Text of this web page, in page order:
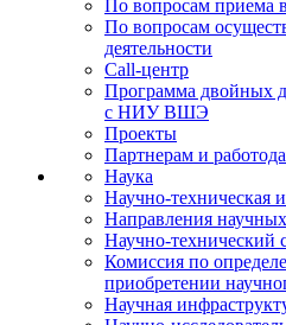
По вопросам приема
По вопросам
деятельности
Call-центр
Программа двойных
с НИУ ВШЭ
Проекты
Партнерам и
Наука
Научно-техническая
Направления
Научно-технический
Комиссия по
приобретении
Научная